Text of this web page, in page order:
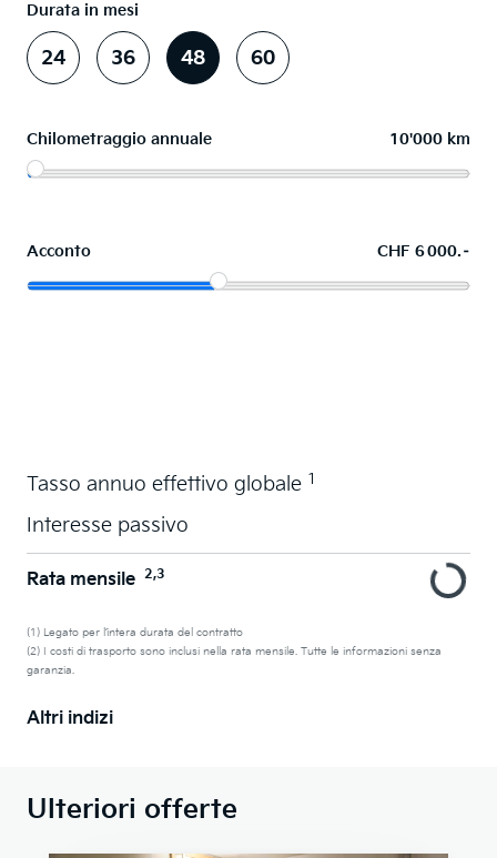
Durata in mesi
24 36 48 60
Chilometraggio annuale 10'000 km
Acconto CHF 6 000.–
Tasso annuo effettivo globale 1
Interesse passivo
Rata mensile 2,3
(1) Legato per l’intera durata del contratto
(2) I costi di trasporto sono inclusi nella rata mensile. Tutte le informazioni senza
garanzia.
Altri indizi
Ulteriori offerte